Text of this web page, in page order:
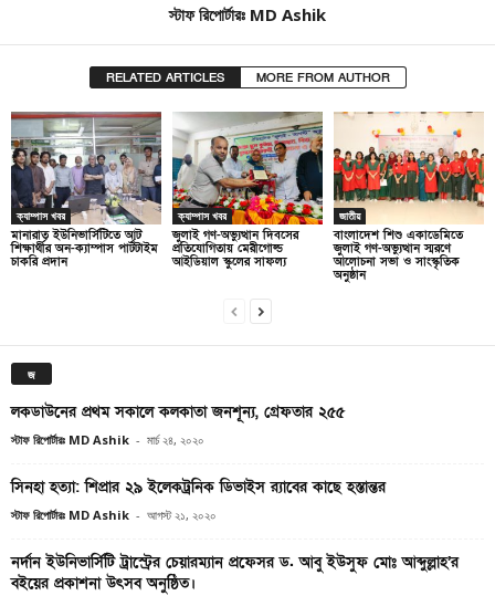
স্টাফ রিপোর্টারঃ MD Ashik
RELATED ARTICLES MORE FROM AUTHOR
ক্যাম্পাস খবর
মানারাত ইউনিভার্সিটিতে আট
শিক্ষার্থীর অন-ক্যাম্পাস পার্টটাইম
চাকরি প্রদান
ক্যাম্পাস খবর
জুলাই গণ-অভ্যুত্থান দিবসের
প্রতিযোগিতায় মেরীগোল্ড
আইডিয়াল স্কুলের সাফল্য
জাতীয়
বাংলাদেশ শিশু একাডেমিতে
জুলাই গণ-অভ্যুত্থান স্মরণে
আলোচনা সভা ও সাংস্কৃতিক
অনুষ্ঠান
জ
লকডাউনের প্রথম সকালে কলকাতা জনশূন্য, গ্রেফতার ২৫৫
স্টাফ রিপোর্টারঃ MD Ashik - মার্চ ২৪, ২০২০
সিনহা হত্যা: শিপ্রার ২৯ ইলেকট্রনিক ডিভাইস র‌্যাবের কাছে হস্তান্তর
স্টাফ রিপোর্টারঃ MD Ashik - আগস্ট ২১, ২০২০
নর্দান ইউনিভার্সিটি ট্রাস্ট্রের চেয়ারম্যান প্রফেসর ড. আবু ইউসুফ মোঃ আব্দুল্লাহ’র
বইয়ের প্রকাশনা উৎসব অনুষ্ঠিত।